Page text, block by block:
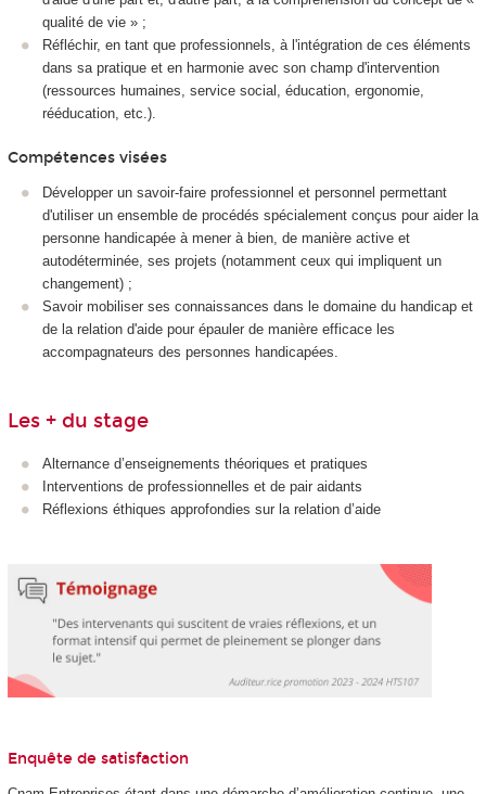
qualité de vie » ;
Réfléchir, en tant que professionnels, à l'intégration de ces éléments
dans sa pratique et en harmonie avec son champ d'intervention
(ressources humaines, service social, éducation, ergonomie,
rééducation, etc.).
Compétences visées
Développer un savoir-faire professionnel et personnel permettant
d'utiliser un ensemble de procédés spécialement conçus pour aider la
personne handicapée à mener à bien, de manière active et
autodéterminée, ses projets (notamment ceux qui impliquent un
changement) ;
Savoir mobiliser ses connaissances dans le domaine du handicap et
de la relation d'aide pour épauler de manière efficace les
accompagnateurs des personnes handicapées.
Les + du stage
Alternance d’enseignements théoriques et pratiques
Interventions de professionnelles et de pair aidants
Réflexions éthiques approfondies sur la relation d’aide
Enquête de satisfaction